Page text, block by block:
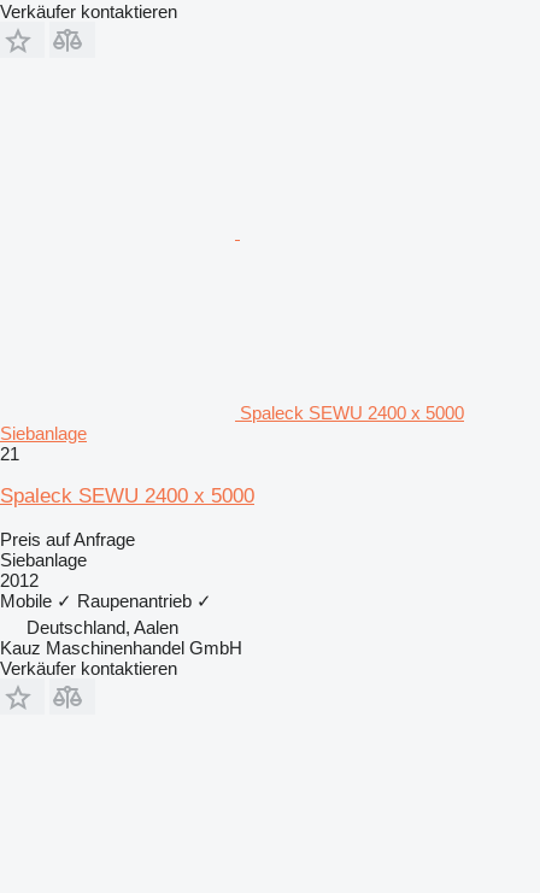
Verkäufer kontaktieren
Spaleck SEWU 2400 x 5000
Siebanlage
21
Spaleck SEWU 2400 x 5000
Preis auf Anfrage
Siebanlage
2012
Mobile ✓ Raupenantrieb ✓
Deutschland, Aalen
Kauz Maschinenhandel GmbH
Verkäufer kontaktieren